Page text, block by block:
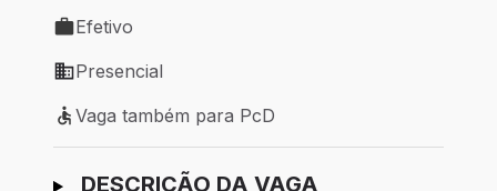
Tipo de vaga: Efetivo
Efetivo
Modelo de trabalho: Presencial
Presencial
Vaga também para PcD
Vaga também para PcD
Ir para candidatura
DESCRIÇÃO DA VAGA